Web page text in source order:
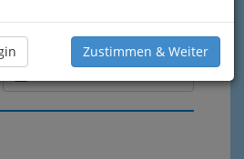
Zustimmen & Weiter